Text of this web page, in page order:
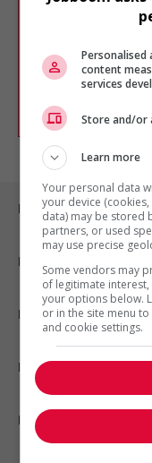
Veuillez
outils
chercher
d'intérêt
Emplois par ville
Emplois par secteur
Emplois par statut
Emplois par type
Nos suggestions
Personalised
content
services
Store and/or
Learn more
Your personal data
your device
data) may be stored
partners, or used
may use precise
Some vendors may
of legitimate
your options below.
or in the site menu
and cookie settings.